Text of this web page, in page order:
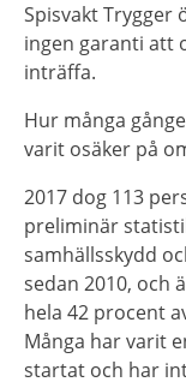
Spisvakt Trygger
ingen garanti att
inträffa.
Hur många
varit osäker på
2017 dog 113
preliminär
samhällsskydd
sedan 2010, och
hela 42 procent
Många har varit
startat och har